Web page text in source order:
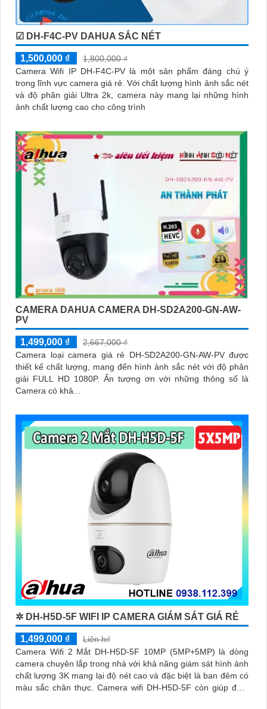
☑ DH-F4C-PV DAHUA SẮC NÉT
1,500,000 ₫
1,800,000 ₫
Camera Wifi IP DH-F4C-PV là một sản phẩm đáng chú ý
trong lĩnh vực camera giá rẻ. Với chất lượng hình ảnh sắc nét
và độ phân giải Ultra 2k, camera này mang lại những hình
ảnh chất lượng cao cho công trình
CAMERA DAHUA CAMERA DH-SD2A200-GN-AW-
PV
1,499,000 ₫
2,667,000 ₫
Camera loại camera giá rẻ DH-SD2A200-GN-AW-PV được
thiết kế chất lượng, mang đến hình ảnh sắc nét với độ phân
giải FULL HD 1080P. Ấn tượng ơn với những thông số là
Camera có khả...
✲ DH-H5D-5F WIFI IP CAMERA GIÁM SÁT GIÁ RẺ
1,499,000 ₫
Liên h₫
Camera Wifi 2 Mắt DH-H5D-5F 10MP (5MP+5MP) là dòng
camera chuyên lắp trong nhà với khả năng giám sát hình ảnh
chất lượng 3K mang lại độ nét cao và đặc biệt là ban đêm có
màu sắc chân thực. Camera wifi DH-H5D-5F còn giúp đảm